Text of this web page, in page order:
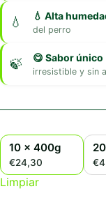
💧 Alta
del perro
😋 Sabor único
irresistible y sin
10 x 400g
€24,30
Limpiar